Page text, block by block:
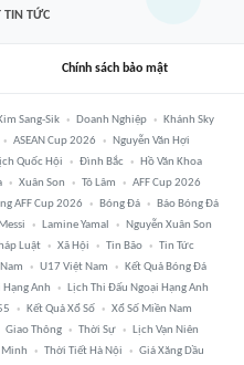
TIN TỨC
Chính sách bảo mật
Sang-Sik Doanh Nghiệp
Khánh Sky
ASEAN Cup 2026
Nguyễn Văn Hợi
Quốc Hội Đình Bắc
Hồ Văn Khoa
Xuân Son Tô Lâm
AFF Cup 2026
AFF Cup 2026 Bóng Đá
Báo Bóng Đá
Lamine Yamal
Nguyễn Xuân Son
Luật Xã Hội Tin Bão
Tin Tức
U17 Việt Nam
Kết Quả Bóng Đá
Hạng Anh
Lịch Thi Đấu Ngoại Hạng Anh
Kết Quả Xổ Số
Xổ Số Miền Nam
Giao Thông Thời Sự
Lịch Vạn Niên
Minh Thời Tiết Hà Nội Giá Xăng Dầu